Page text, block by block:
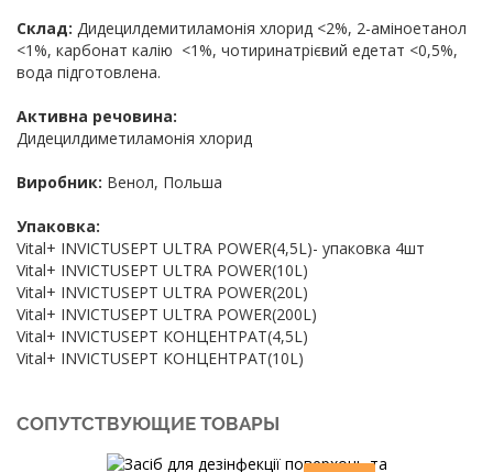
Склад: Дидецилдемитиламонія хлорид <2%, 2-аміноетанол
<1%, карбонат калію <1%, чотиринатрієвий едетат <0,5%,
вода підготовлена.
Активна речовина:
Дидецилдиметиламонія хлорид
Виробник: Венол, Польша
Упаковка:
Vital+ INVICTUSEPT ULTRA POWER(4,5L)- упаковка 4шт
Vital+ INVICTUSEPT ULTRA POWER(10L)
Vital+ INVICTUSEPT ULTRA POWER(20L)
Vital+ INVICTUSEPT ULTRA POWER(200L)
Vital+ INVICTUSEPT КОНЦЕНТРАТ(4,5L)
Vital+ INVICTUSEPT КОНЦЕНТРАТ(10L)
СОПУТСТВУЮЩИЕ ТОВАРЫ